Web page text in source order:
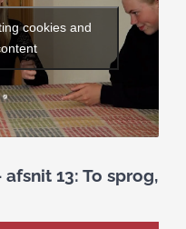
cookies and
13: To sprog,